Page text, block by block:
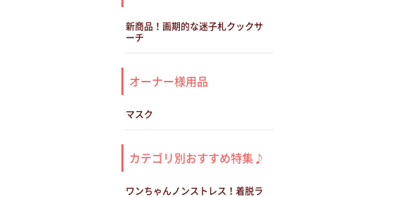
新商品！画期的な迷子札クックサ
ーチ
オーナー様用品
マスク
カテゴリ別おすすめ特集♪
ワンちゃんノンストレス！着脱ラ